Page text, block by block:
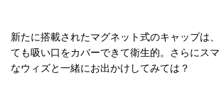
新たに搭載されたマグネット式のキャップは
ても吸い口をカバーできて衛生的。さらにス
なウィズと一緒にお出かけしてみては？